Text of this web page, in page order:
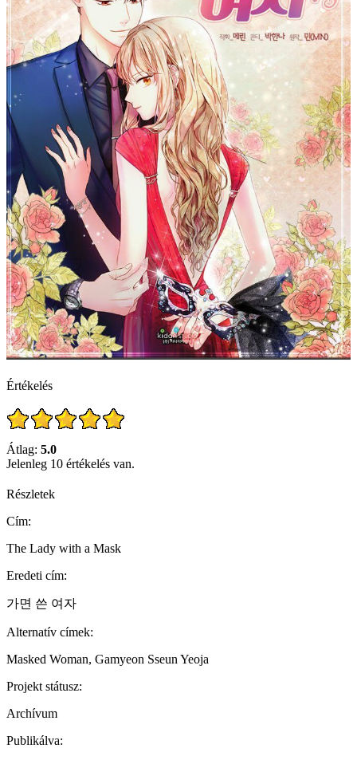
Értékelés
Átlag: 5.0
Jelenleg 10 értékelés van.
Részletek
Cím:
The Lady with a Mask
Eredeti cím:
가면 쓴 여자
Alternatív címek:
Masked Woman, Gamyeon Sseun Yeoja
Projekt státusz:
Archívum
Publikálva: